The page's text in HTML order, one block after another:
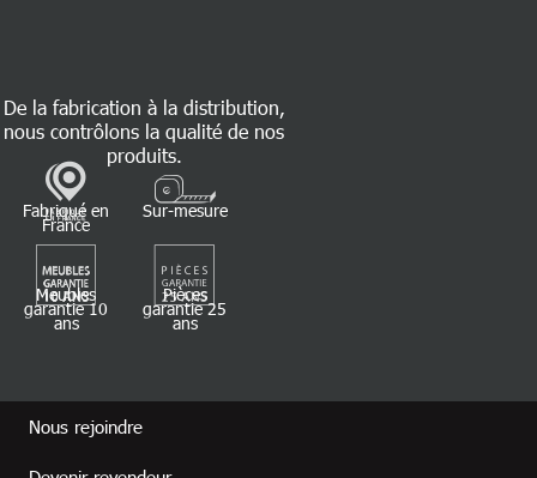
De la fabrication à la distribution,
nous contrôlons la qualité de nos
produits.
Fabriqué en
France
Sur-mesure
Meubles
garantie 10
ans
Pièces
garantie 25
ans
Nous rejoindre